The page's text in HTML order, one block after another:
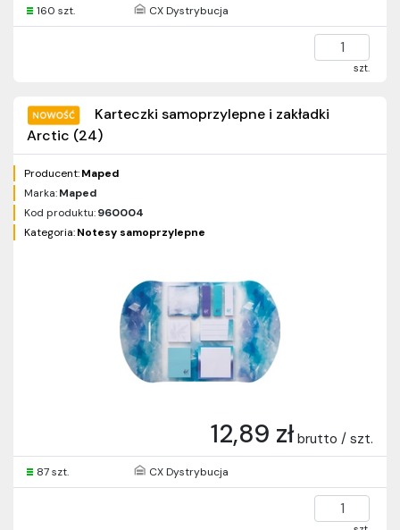
160 szt. CX Dystrybucja
szt.
Karteczki samoprzylepne i zakładki
Arctic (24)
Producent:Maped
Marka:Maped
Kod produktu:960004
Kategoria:Notesy samoprzylepne
12,89 zł brutto / szt.
87 szt. CX Dystrybucja